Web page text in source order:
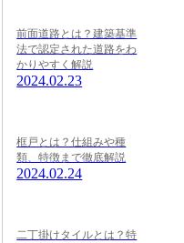
前面道路とは？建築基準
法で認定された道路をわ
かりやすく解説
2024.02.23
框戸とは？仕組みや種
類、特徴まで徹底解説
2024.02.24
二丁掛けタイルとは？特